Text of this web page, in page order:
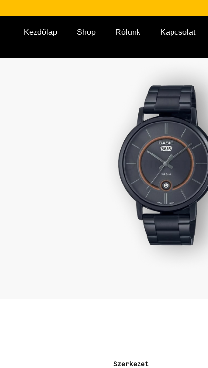
Kezdőlap Shop Rólunk Kapcsolat
Szerkezet